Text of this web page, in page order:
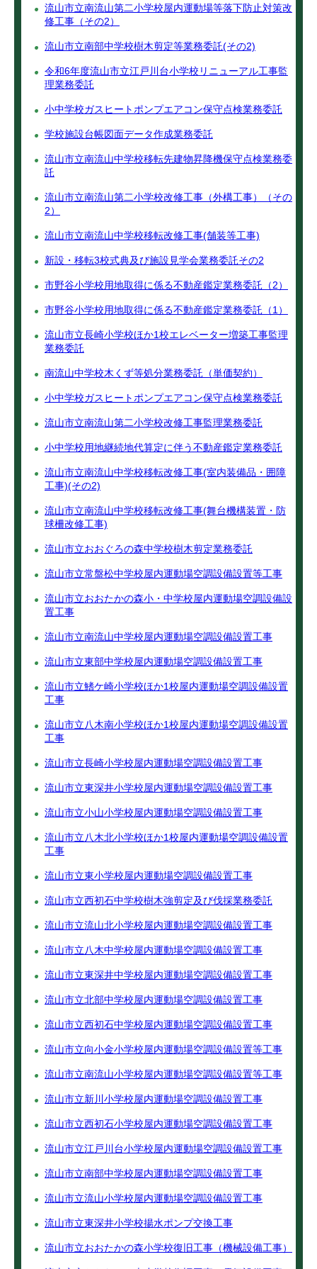
流山市立南流山第二小学校屋内運動場等落下防止対策改
修工事（その2）
流山市立南部中学校樹木剪定等業務委託(その2)
令和6年度流山市立江戸川台小学校リニューアル工事監
理業務委託
小中学校ガスヒートポンプエアコン保守点検業務委託
学校施設台帳図面データ作成業務委託
流山市立南流山中学校移転先建物昇降機保守点検業務委
託
流山市立南流山第二小学校改修工事（外構工事）（その
2）
流山市立南流山中学校移転改修工事(舗装等工事)
新設・移転3校式典及び施設見学会業務委託その2
市野谷小学校用地取得に係る不動産鑑定業務委託（2）
市野谷小学校用地取得に係る不動産鑑定業務委託（1）
流山市立長崎小学校ほか1校エレベーター増築工事監理
業務委託
南流山中学校木くず等処分業務委託（単価契約）
小中学校ガスヒートポンプエアコン保守点検業務委託
流山市立南流山第二小学校改修工事監理業務委託
小中学校用地継続地代算定に伴う不動産鑑定業務委託
流山市立南流山中学校移転改修工事(室内装備品・囲障
工事)(その2)
流山市立南流山中学校移転改修工事(舞台機構装置・防
球柵改修工事)
流山市立おおぐろの森中学校樹木剪定業務委託
流山市立常盤松中学校屋内運動場空調設備設置等工事
流山市立おおたかの森小・中学校屋内運動場空調設備設
置工事
流山市立南流山中学校屋内運動場空調設備設置工事
流山市立東部中学校屋内運動場空調設備設置工事
流山市立鰭ケ崎小学校ほか1校屋内運動場空調設備設置
工事
流山市立八木南小学校ほか1校屋内運動場空調設備設置
工事
流山市立長崎小学校屋内運動場空調設備設置工事
流山市立東深井小学校屋内運動場空調設備設置工事
流山市立小山小学校屋内運動場空調設備設置工事
流山市立八木北小学校ほか1校屋内運動場空調設備設置
工事
流山市立東小学校屋内運動場空調設備設置工事
流山市立西初石中学校樹木強剪定及び伐採業務委託
流山市立流山北小学校屋内運動場空調設備設置工事
流山市立八木中学校屋内運動場空調設備設置工事
流山市立東深井中学校屋内運動場空調設備設置工事
流山市立北部中学校屋内運動場空調設備設置工事
流山市立西初石中学校屋内運動場空調設備設置工事
流山市立向小金小学校屋内運動場空調設備設置等工事
流山市立南流山小学校屋内運動場空調設備設置等工事
流山市立新川小学校屋内運動場空調設備設置工事
流山市立西初石小学校屋内運動場空調設備設置工事
流山市立江戸川台小学校屋内運動場空調設備設置工事
流山市立南部中学校屋内運動場空調設備設置工事
流山市立流山小学校屋内運動場空調設備設置工事
流山市立東深井小学校揚水ポンプ交換工事
流山市立おおたかの森小学校復旧工事（機械設備工事）